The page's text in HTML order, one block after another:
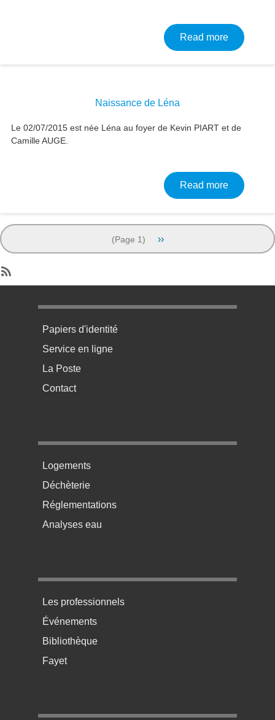
Read moreabout
Naissance de Léna
Le 02/07/2015 est née Léna au foyer de Kevin PIART et de
Camille AUGE.
Read moreabout
(Page 1) Next page
››
SubscribeSubscribe to Birth
Menu pratique bas de page 1
Papiers d'identité
Service en ligne
La Poste
Contact
Menu pratique bas de page 2
Logements
Déchèterie
Réglementations
Analyses eau
Menu pratique bas de page 3
Les professionnels
Événements
Bibliothèque
Fayet